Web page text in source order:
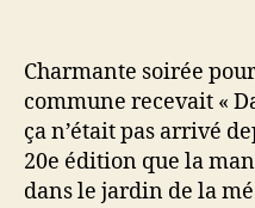
Charmante soirée
commune recevait «
ça n’était pas arrivé
20e édition que la
dans le jardin de la